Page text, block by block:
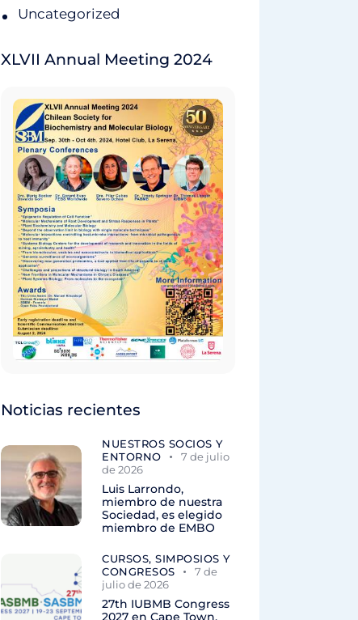
Uncategorized
XLVII Annual Meeting 2024
Noticias recientes
NUESTROS SOCIOS Y
ENTORNO
7 de julio
de 2026
Luis Larrondo,
miembro de nuestra
Sociedad, es elegido
miembro de EMBO
CURSOS, SIMPOSIOS Y
CONGRESOS
7 de
julio de 2026
27th IUBMB Congress
2027 en Cape Town,